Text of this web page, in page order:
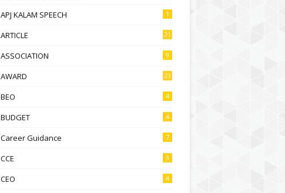
APJ KALAM SPEECH 1
ARTICLE 21
ASSOCIATION 9
AWARD 23
BEO 4
BUDGET 4
Career Guidance 7
CCE 3
CEO 4